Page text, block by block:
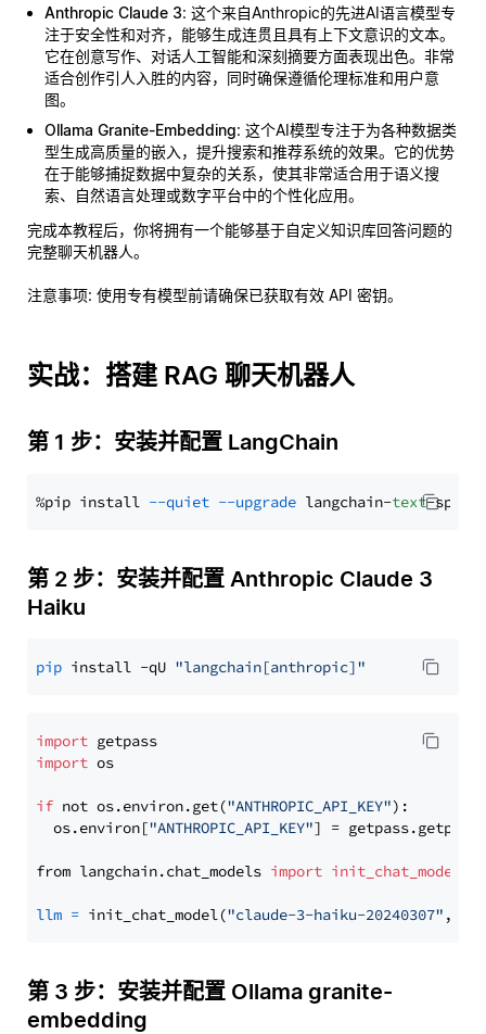
Anthropic Claude 3: 这个来自Anthropic的先进AI语言模型专
注于安全性和对齐，能够生成连贯且具有上下文意识的文本。
它在创意写作、对话人工智能和深刻摘要方面表现出色。非常
适合创作引人入胜的内容，同时确保遵循伦理标准和用户意
图。
Ollama Granite-Embedding: 这个AI模型专注于为各种数据类
型生成高质量的嵌入，提升搜索和推荐系统的效果。它的优势
在于能够捕捉数据中复杂的关系，使其非常适合用于语义搜
索、自然语言处理或数字平台中的个性化应用。
完成本教程后，你将拥有一个能够基于自定义知识库回答问题的
完整聊天机器人。
注意事项: 使用专有模型前请确保已获取有效 API 密钥。
实战：搭建 RAG 聊天机器人
第 1 步：安装并配置 LangChain
%pip install --quiet --upgrade langchain-text
第 2 步：安装并配置 Anthropic Claude 3
Haiku
pip install -qU "langchain[anthropic]"
import
import os
if not os.environ.get("ANTHROPIC_API_KEY"):
  os.environ[
"ANTHROPIC_API_KEY"] = getpass.getpass(
from langchain.chat_models import init_chat_model
llm = init_chat_model("claude-3-haiku-20240307" ,
第 3 步：安装并配置 Ollama granite-
embedding